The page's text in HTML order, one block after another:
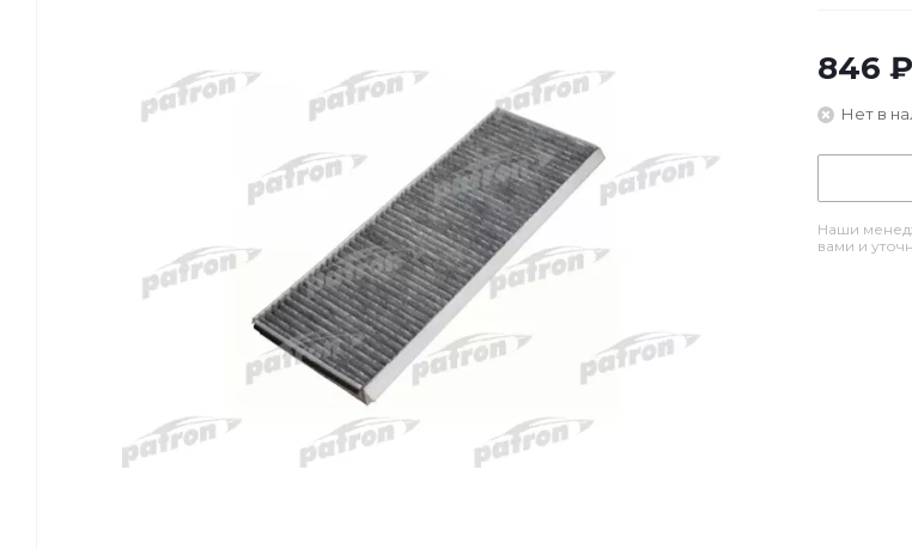
846 ₽
Нет в
Наши
вами и